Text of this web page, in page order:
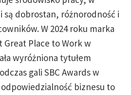
dobrostan, różnorodność i
W 2024 roku marka
Place to Work w
wyróżniona tytułem
gali SBC Awards w
odpowiedzialność biznesu to